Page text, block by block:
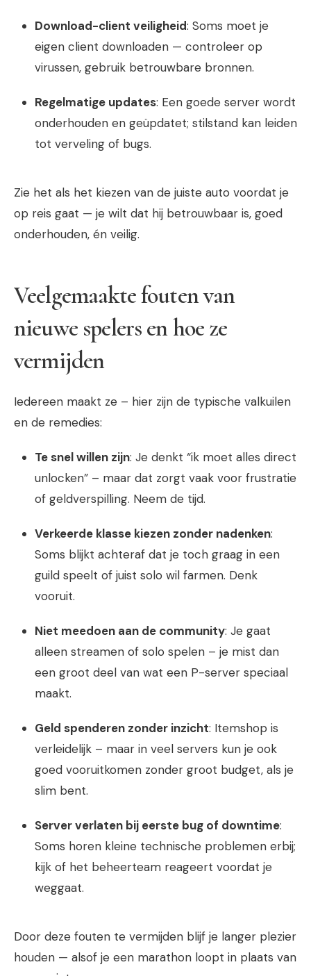
Download-client veiligheid: Soms moet je
eigen client downloaden — controleer op
virussen, gebruik betrouwbare bronnen.
Regelmatige updates: Een goede server wordt
onderhouden en geüpdatet; stilstand kan leiden
tot verveling of bugs.
Zie het als het kiezen van de juiste auto voordat je
op reis gaat — je wilt dat hij betrouwbaar is, goed
onderhouden, én veilig.
Veelgemaakte fouten van
nieuwe spelers en hoe ze
vermijden
Iedereen maakt ze – hier zijn de typische valkuilen
en de remedies:
Te snel willen zijn: Je denkt “ik moet alles direct
unlocken” – maar dat zorgt vaak voor frustratie
of geldverspilling. Neem de tijd.
Verkeerde klasse kiezen zonder nadenken:
Soms blijkt achteraf dat je toch graag in een
guild speelt of juist solo wil farmen. Denk
vooruit.
Niet meedoen aan de community: Je gaat
alleen streamen of solo spelen – je mist dan
een groot deel van wat een P-server speciaal
maakt.
Geld spenderen zonder inzicht: Itemshop is
verleidelijk – maar in veel servers kun je ook
goed vooruitkomen zonder groot budget, als je
slim bent.
Server verlaten bij eerste bug of downtime:
Soms horen kleine technische problemen erbij;
kijk of het beheerteam reageert voordat je
weggaat.
Door deze fouten te vermijden blijf je langer plezier
houden — alsof je een marathon loopt in plaats van